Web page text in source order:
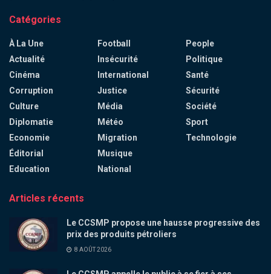
Catégories
À La Une
Actualité
Cinéma
Corruption
Culture
Diplomatie
Economie
Éditorial
Education
Football
Insécurité
International
Justice
Média
Météo
Migration
Musique
National
People
Politique
Santé
Sécurité
Société
Sport
Technologie
Articles récents
Le CCSMP propose une hausse progressive des
prix des produits pétroliers
8 AOÛT 2026